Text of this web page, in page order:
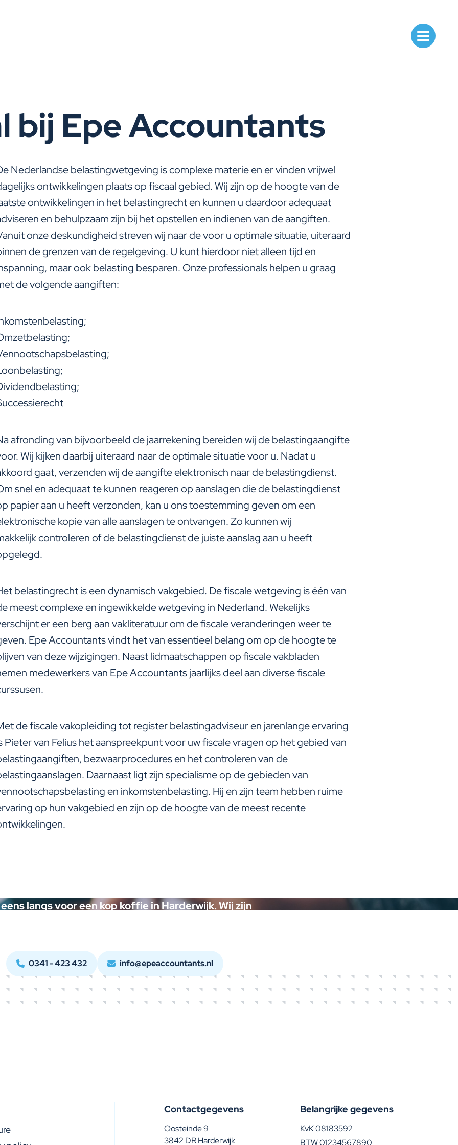
bij Epe Accountants
Nederlandse belastingwetgeving is complexe materie en er vinden vrijwel
ontwikkelingen plaats op fiscaal gebied. Wij zijn op de hoogte van de
ontwikkelingen in het belastingrecht en kunnen u daardoor adequaat
en behulpzaam zijn bij het opstellen en indienen van de aangiften.
onze deskundigheid streven wij naar de voor u optimale situatie, uiteraard
de grenzen van de regelgeving. U kunt hierdoor niet alleen tijd en
maar ook belasting besparen. Onze professionals helpen u graag
de volgende aangiften:
afronding van bijvoorbeeld de jaarrekening bereiden wij de belastingaangifte
Wij kijken daarbij uiteraard naar de optimale situatie voor u. Nadat u
gaat, verzenden wij de aangifte elektronisch naar de belastingdienst.
snel en adequaat te kunnen reageren op aanslagen die de belastingdienst
papier aan u heeft verzonden, kan u ons toestemming geven om een
kopie van alle aanslagen te ontvangen. Zo kunnen wij
controleren of de belastingdienst de juiste aanslag aan u heeft
belastingrecht is een dynamisch vakgebied. De fiscale wetgeving is één van
meest complexe en ingewikkelde wetgeving in Nederland. Wekelijks
er een berg aan vakliteratuur om de fiscale veranderingen weer te
Epe Accountants vindt het van essentieel belang om op de hoogte te
van deze wijzigingen. Naast lidmaatschappen op fiscale vakbladen
medewerkers van Epe Accountants jaarlijks deel aan diverse fiscale
de fiscale vakopleiding tot register belastingadviseur en jarenlange ervaring
Pieter van Felius het aanspreekpunt voor uw fiscale vragen op het gebied van
bezwaarprocedures en het controleren van de
Daarnaast ligt zijn specialisme op de gebieden van
en inkomstenbelasting. Hij en zijn team hebben ruime
op hun vakgebied en zijn op de hoogte van de meest recente
langs voor een kop koffie in Harderwijk. Wij zijn
0341 - 423 432 info@epeaccountants.nl
Contactgegevens
Oosteinde 9
3842 DR Harderwijk
Belangrijke gegevens
KvK 08183592
BTW 01234567890